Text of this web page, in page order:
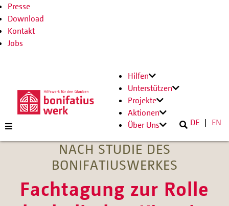
Presse
Download
Kontakt
Jobs
Hilfen
Unterstützen
Projekte
Aktionen
Über Uns
DE EN
NACH STUDIE DES
BONIFATIUSWERKES
Fachtagung zur Rolle